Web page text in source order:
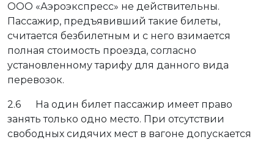
ООО «Аэроэкспресс» не действительны.
Пассажир, предъявивший такие билеты,
считается безбилетным и с него взимается
полная стоимость проезда, согласно
установленному тарифу для данного вида
перевозок.
2.6 На один билет пассажир имеет право
занять только одно место. При отсутствии
свободных сидячих мест в вагоне допускается